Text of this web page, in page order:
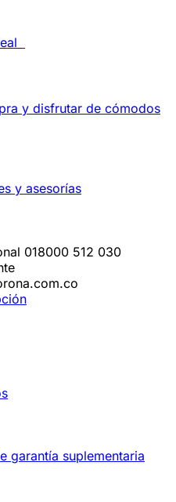
y disfrutar de cómodos
y asesorías
018000 512 030
garantía suplementaria